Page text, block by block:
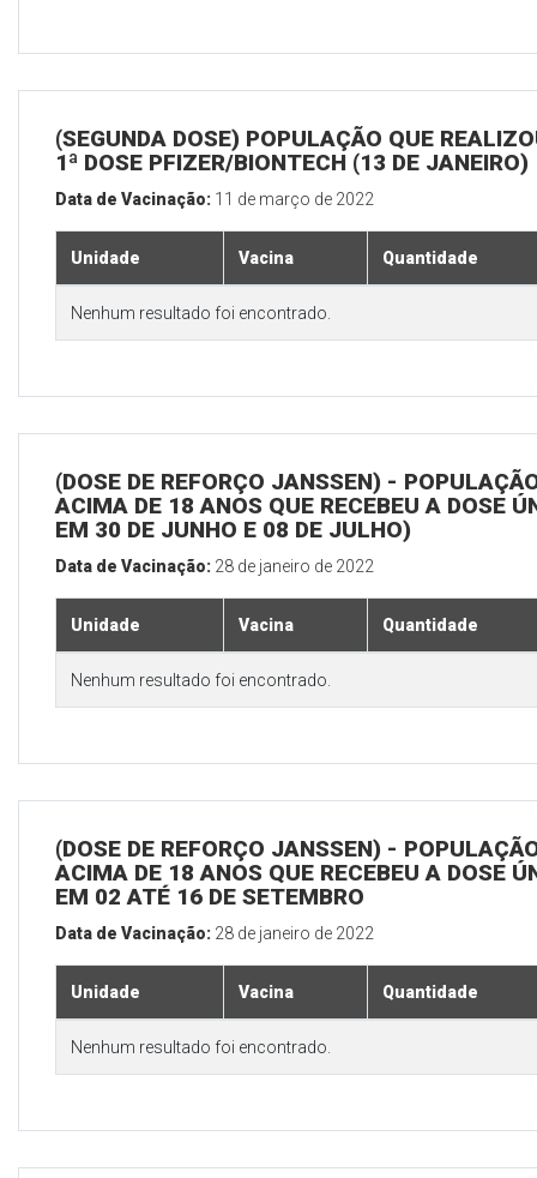
(SEGUNDA DOSE) POPULAÇÃO QUE
1ª DOSE PFIZER/BIONTECH (13 DE JANEIRO)
Data de Vacinação: 11 de março de 2022
Unidade Vacina Quantidade
Nenhum resultado foi encontrado.
(DOSE DE REFORÇO JANSSEN) -
ACIMA DE 18 ANOS QUE RECEBEU A DOSE
EM 30 DE JUNHO E 08 DE JULHO)
Data de Vacinação: 28 de janeiro de 2022
Unidade Vacina Quantidade
Nenhum resultado foi encontrado.
(DOSE DE REFORÇO JANSSEN) -
ACIMA DE 18 ANOS QUE RECEBEU A DOSE
EM 02 ATÉ 16 DE SETEMBRO
Data de Vacinação: 28 de janeiro de 2022
Unidade Vacina Quantidade
Nenhum resultado foi encontrado.